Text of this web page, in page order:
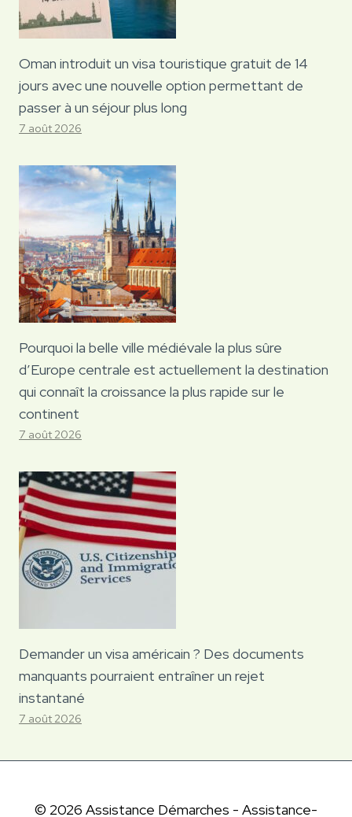
Oman introduit un visa touristique gratuit de 14
jours avec une nouvelle option permettant de
passer à un séjour plus long
7 août 2026
Pourquoi la belle ville médiévale la plus sûre
d’Europe centrale est actuellement la destination
qui connaît la croissance la plus rapide sur le
continent
7 août 2026
Demander un visa américain ? Des documents
manquants pourraient entraîner un rejet
instantané
7 août 2026
© 2026 Assistance Démarches - Assistance-